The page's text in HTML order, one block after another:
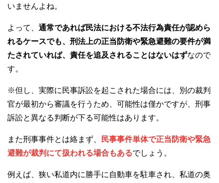
いませんよね。
よって、 通常であれば民法における不法行為責任が認めら
れるケースでも、刑法上の正当防衛や緊急避難の要件が満
たされていれば、責任を追及されることはないはずなので
す。
※但し、実際に民事訴訟を起こされた場合には、別の裁判
官が最初から審議を行うため、可能性は僅かですが、刑事
訴訟と異なる判断が下る可能性はあります。
また刑事事件とは絡まず、
民事事件単体で正当防衛や緊急
避難が裁判にて扱われる場合もあるでしょう。
例えば、狭い私道内に勝手に自動車を駐車され、私道の奥